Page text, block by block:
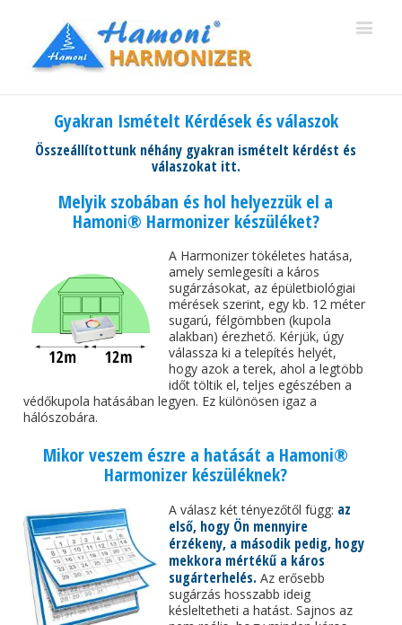
Gyakran Ismételt Kérdések és válaszok
Összeállítottunk néhány gyakran ismételt kérdést és
válaszokat itt.
Melyik szobában és hol helyezzük el a
Hamoni® Harmonizer készüléket?
A Harmonizer tökéletes hatása,
amely semlegesíti a káros
sugárzásokat, az épületbiológiai
mérések szerint, egy kb. 12 méter
sugarú, félgömbben (kupola
alakban) érezhető. Kérjük, úgy
válassza ki a telepítés helyét,
hogy azok a terek, ahol a legtöbb
időt töltik el, teljes egészében a
védőkupola hatásában legyen. Ez különösen igaz a
hálószobára.
Mikor veszem észre a hatását a Hamoni®
Harmonizer készüléknek?
A válasz két tényezőtől függ: az
első, hogy Ön mennyire
érzékeny, a második pedig, hogy
mekkora mértékű a káros
sugárterhelés. Az erősebb
sugárzás hosszabb ideig
késleltetheti a hatást. Sajnos az